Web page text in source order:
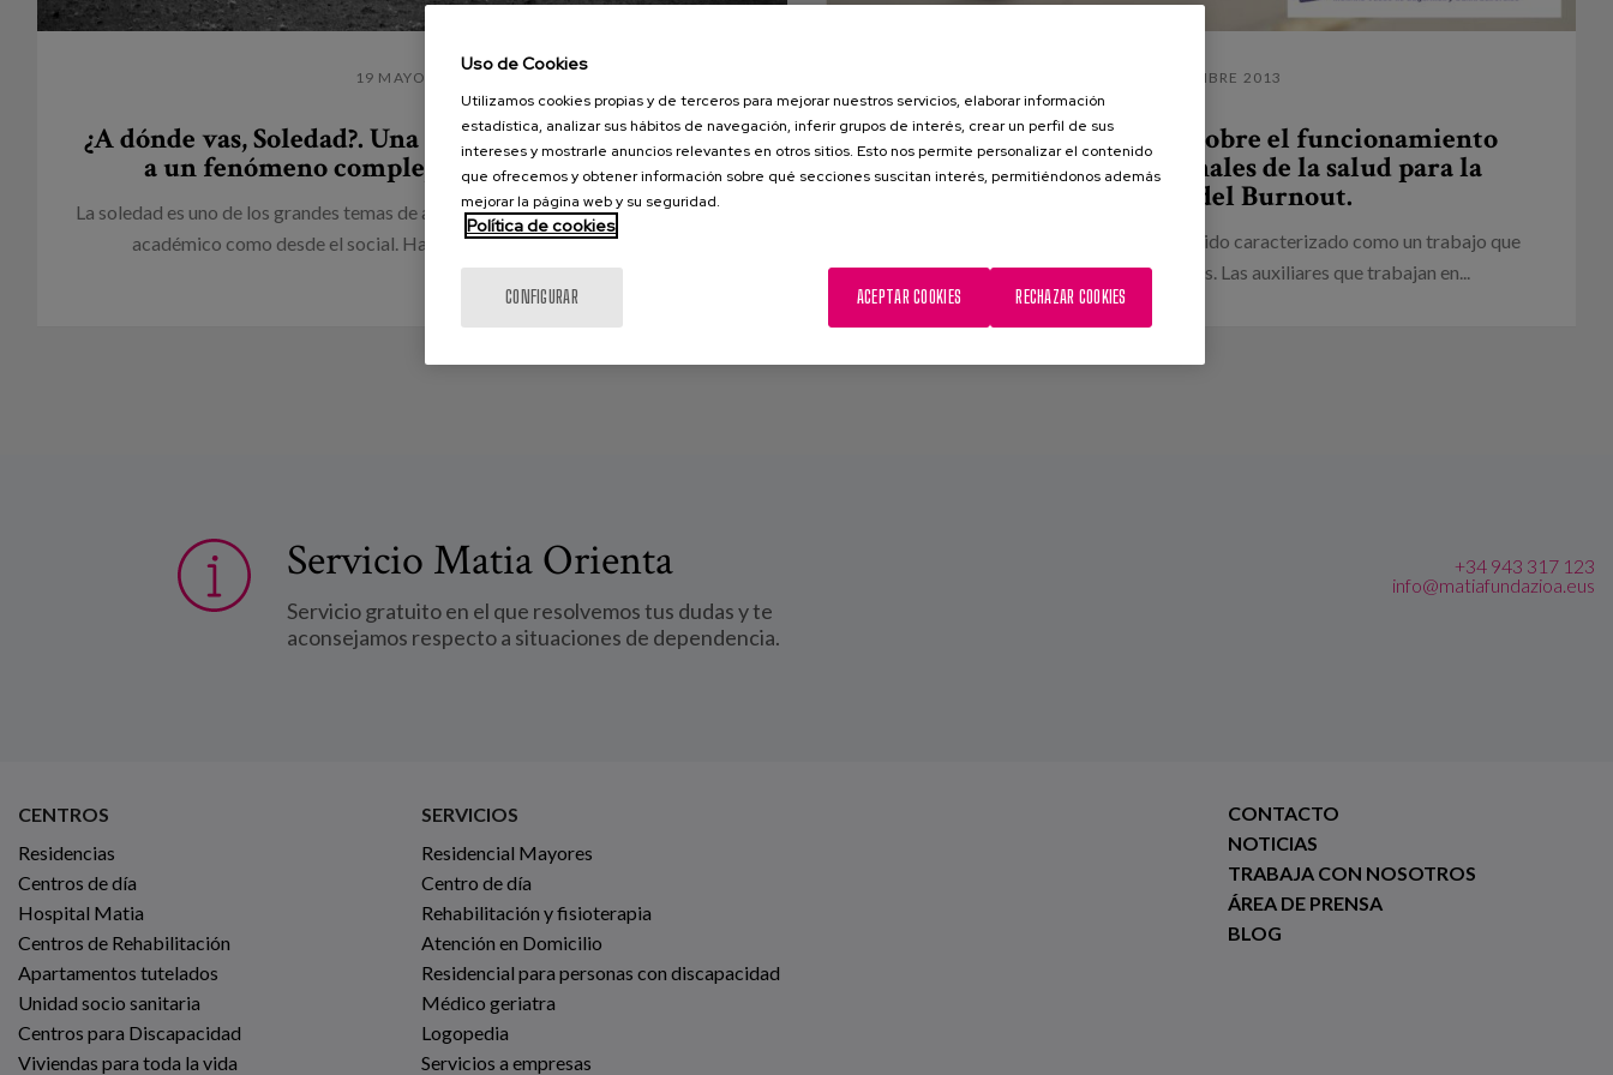
19 MAYO 2020
¿A dónde vas, Soledad?. Una aproximación conceptual
a un fenómeno complejo y lleno de matices.
La soledad es uno de los grandes temas de actualidad, tanto desde el punto de vista
académico como desde el social. Hablamos de un fenómeno que, en...
18 NOVIEMBRE 2013
Estudio e intervención sobre el funcionamiento
emocional de profesionales de la salud para la
prevención del Burnout.
El cuidado de las personas mayores ha sido caracterizado como un trabajo que
contiene un nivel elevado de estrés. Las auxiliares que trabajan en...
Servicio Matia Orienta
Servicio gratuito en el que resolvemos tus dudas y te
aconsejamos respecto a situaciones de dependencia.
+34 943 317 123
info@matiafundazioa.eus
CENTROS
Residencias
Centros de día
Hospital Matia
Centros de Rehabilitación
Apartamentos tutelados
Unidad socio sanitaria
Centros para Discapacidad
Viviendas para toda la vida
SERVICIOS
Residencial Mayores
Centro de día
Rehabilitación y fisioterapia
Atención en Domicilio
Residencial para personas con discapacidad
Médico geriatra
Logopedia
Servicios a empresas
CONTACTO
NOTICIAS
TRABAJA CON NOSOTROS
ÁREA DE PRENSA
BLOG
Uso de Cookies
Utilizamos cookies propias y de terceros para mejorar nuestros servicios, elaborar información
estadística, analizar sus hábitos de navegación, inferir grupos de interés, crear un perfil de sus
intereses y mostrarle anuncios relevantes en otros sitios. Esto nos permite personalizar el contenido
que ofrecemos y obtener información sobre qué secciones suscitan interés, permitiéndonos además
mejorar la página web y su seguridad.
Política de cookies
CONFIGURAR RECHAZAR COOKIES
ACEPTAR COOKIES